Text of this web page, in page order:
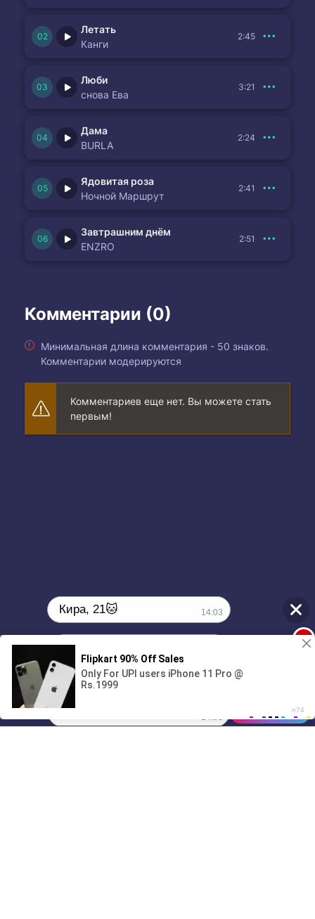
Летать
Канги
2:45
Люби
снова Ева
3:21
Дама
BURLA
2:24
Ядовитая роза
Ночной Маршрут
2:41
Завтрашним днём
ENZRO
2:51
Комментарии (0)
Минимальная длина комментария - 50 знаков.
Комментарии модерируются
Комментариев еще нет. Вы можете стать
первым!
01/07
00:00
Кира, 21🐱 14:03
Поиграешь со мной? 💖🐾 1